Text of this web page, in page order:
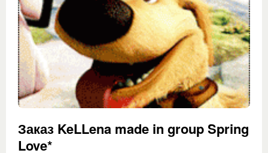
Заказ KeLLena made in group Spring
Love*